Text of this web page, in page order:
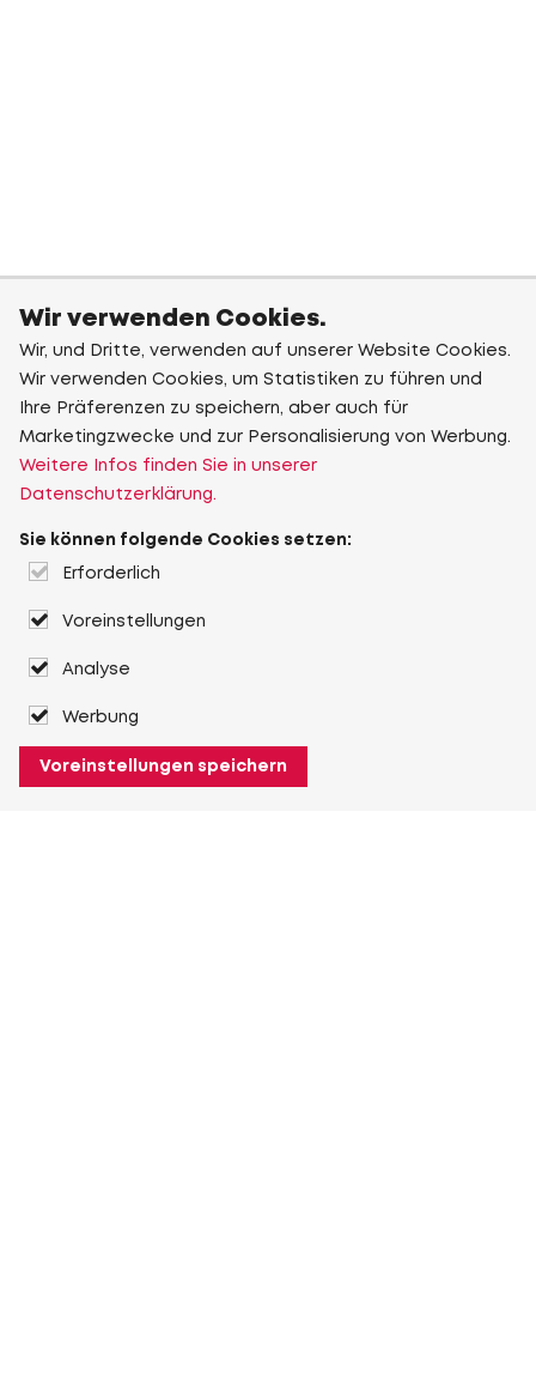
Wir verwenden Cookies.
Wir, und Dritte, verwenden auf unserer Website Cookies.
Wir verwenden Cookies, um Statistiken zu führen und
Ihre Präferenzen zu speichern, aber auch für
Marketingzwecke und zur Personalisierung von Werbung.
Weitere Infos finden Sie in unserer
Datenschutzerklärung.
Sie können folgende Cookies setzen:
Erforderlich
Voreinstellungen
Analyse
Werbung
Voreinstellungen speichern